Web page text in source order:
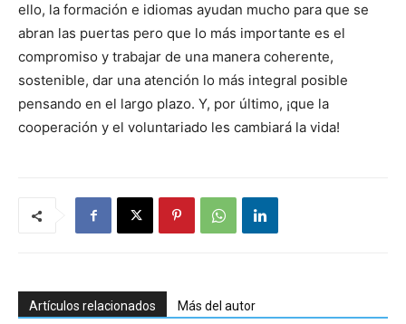
ello, la formación e idiomas ayudan mucho para que se
abran las puertas pero que lo más importante es el
compromiso y trabajar de una manera coherente,
sostenible, dar una atención lo más integral posible
pensando en el largo plazo. Y, por último, ¡que la
cooperación y el voluntariado les cambiará la vida!
Artículos relacionados Más del autor